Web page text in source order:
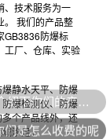
、技术服务为一
。 我们的产品整
GB3836防爆标
工厂、仓库、实验
静水天平、防爆
爆检测仪、防爆
个产品线外，还
涉足。
可以介绍下你们的产品么
们是怎么收费的呢